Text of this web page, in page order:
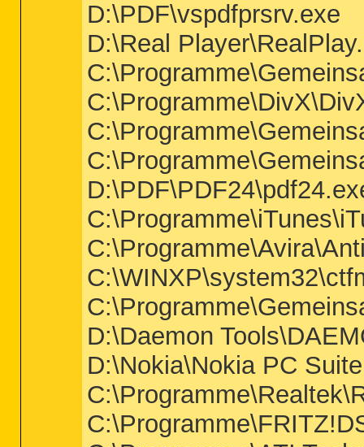
D:\PDF\vspdfprsrv.exe
D:\Real
D:\Daemon
D:\Nokia\Nokia PC